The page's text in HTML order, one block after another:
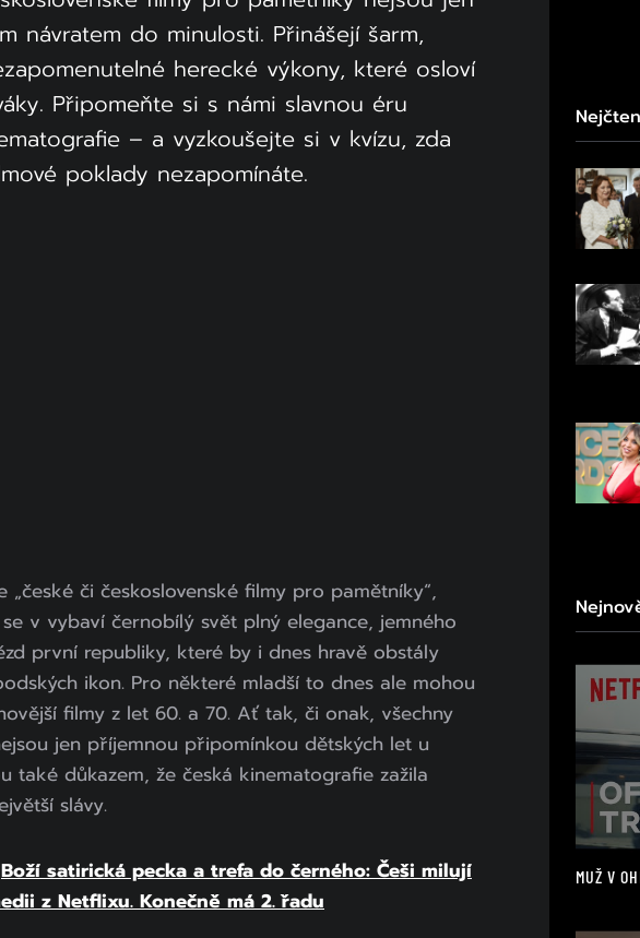
návratem do minulosti. Přinášejí šarm,
herecké výkony, které osloví
Připomeňte si s námi slavnou éru
– a vyzkoušejte si v kvízu, zda
poklady nezapomínáte.
„české či československé filmy pro pamětníky“,
v vybaví černobílý svět plný elegance, jemného
první republiky, které by i dnes hravě obstály
ikon. Pro některé mladší to dnes ale mohou
filmy z let 60. a 70. Ať tak, či onak, všechny
jen příjemnou připomínkou dětských let u
také důkazem, že česká kinematografie zažila
slávy.
Boží satirická pecka a trefa do černého: Češi milují
z Netflixu. Konečně má 2. řadu
MUŽ V